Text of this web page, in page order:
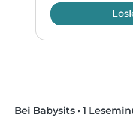
Bei Babysits • 1